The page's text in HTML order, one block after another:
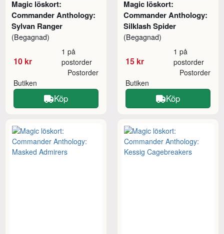
Magic löskort:
Commander Anthology:
Sylvan Ranger
(Begagnad)
10 kr
1 på
postorder
Butiken
Postorder
Köp
Magic löskort:
Commander Anthology:
Silklash Spider
(Begagnad)
15 kr
1 på
postorder
Butiken
Postorder
Köp